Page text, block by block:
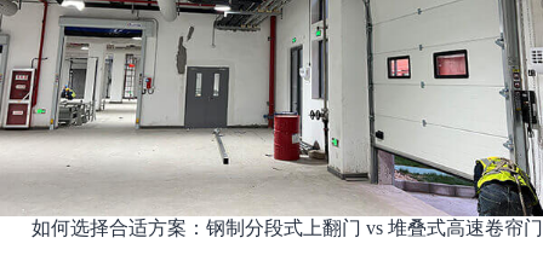
如何选择合适方案：钢制分段式上翻门 vs 堆叠式高速卷帘门